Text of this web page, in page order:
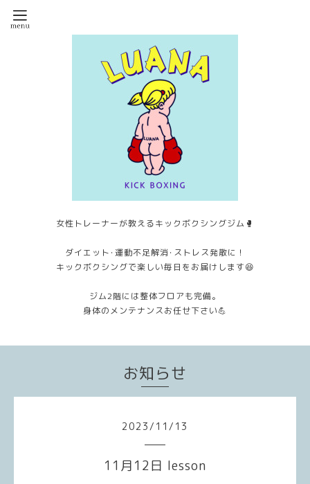
女性トレーナーが教えるキックボクシングジム🥊
ダイエット･運動不足解消･ストレス発散に！
キックボクシングで楽しい毎日をお届けします😆
ジム2階には整体フロアも完備。
身体のメンテナンスお任せ下さい💪
お知らせ
2023/ 11 / 13
11月12日 lesson